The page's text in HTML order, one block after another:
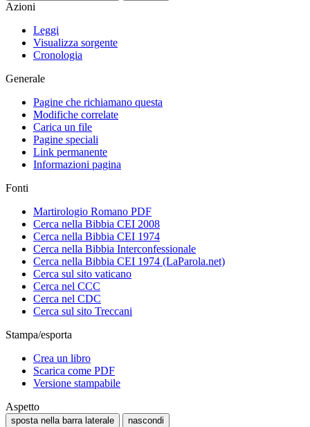
Azioni
Leggi
Visualizza sorgente
Cronologia
Generale
Pagine che richiamano questa
Modifiche correlate
Carica un file
Pagine speciali
Link permanente
Informazioni pagina
Fonti
Martirologio Romano PDF
Cerca nella Bibbia CEI 2008
Cerca nella Bibbia CEI 1974
Cerca nella Bibbia Interconfessionale
Cerca nella Bibbia CEI 1974 (LaParola.net)
Cerca sul sito vaticano
Cerca nel CCC
Cerca nel CDC
Cerca sul sito Treccani
Stampa/esporta
Crea un libro
Scarica come PDF
Versione stampabile
Aspetto
sposta nella barra laterale nascondi